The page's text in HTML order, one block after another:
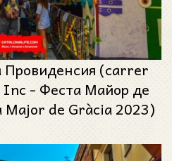
Провиденсия (carrer
- Феста Майор де
Major de Gràcia 2023)